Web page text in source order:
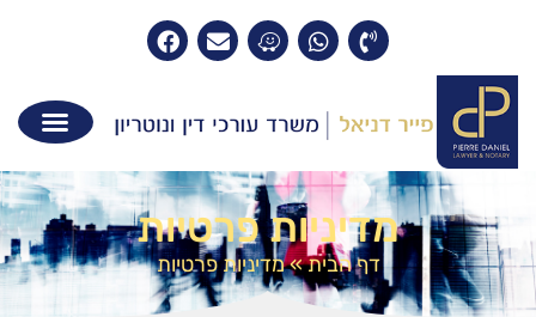
מדיניות פרטיות
דף הבית»מדיניות פרטיות